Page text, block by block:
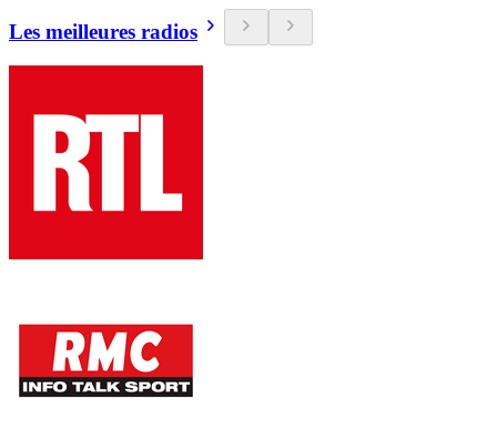
Les meilleures radios